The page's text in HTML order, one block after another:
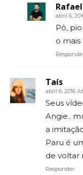
abril 6,
Pô,
o
Taís
abril 6, 2016
Seus
Angie..
a
Paru é
de voltar
Responder